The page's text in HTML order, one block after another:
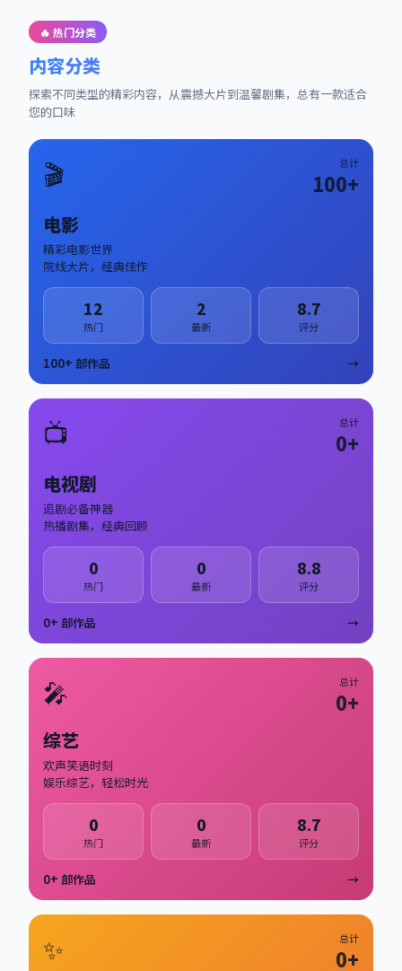
🔥 热门分类
内容分类
探索不同类型的精彩内容，从震撼大片到温馨剧集，总有一款适合
您的口味
🎬 总计
100+
电影
精彩电影世界
院线大片，经典佳作
12
热门
2
最新
8.7
评分
100+ 部作品 →
📺 总计
0+
电视剧
追剧必备神器
热播剧集，经典回顾
0
热门
0
最新
8.8
评分
0+ 部作品 →
🎤 总计
0+
综艺
欢声笑语时刻
娱乐综艺，轻松时光
0
热门
0
最新
8.7
评分
0+ 部作品 →
✨ 总计
0+